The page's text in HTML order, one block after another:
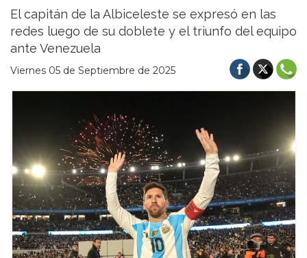
El capitán de la Albiceleste se expresó en las
redes luego de su doblete y el triunfo del equipo
ante Venezuela
Viernes 05 de Septiembre de 2025